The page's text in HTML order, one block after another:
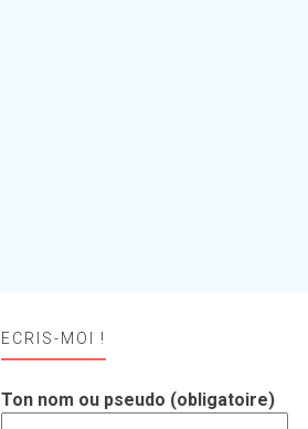
ECRIS-MOI !
Ton nom ou pseudo (obligatoire)